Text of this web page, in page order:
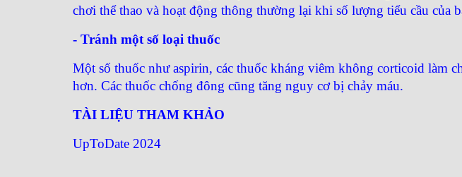
chơi thể thao và hoạt động thông thường lại khi số lượng tiểu cầu của
- Tránh một số loại thuốc
Một số thuốc như aspirin, các thuốc kháng viêm không corticoid làm
hơn. Các thuốc chống đông cũng tăng nguy cơ bị chảy máu.
TÀI LIỆU THAM KHẢO
UpToDate 2024